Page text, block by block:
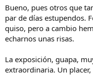
Bueno, pues otros que
par de días estupendos.
quiso, pero a cambio
echarnos unas risas.
La exposición, guapa,
extraordinaria. Un placer,